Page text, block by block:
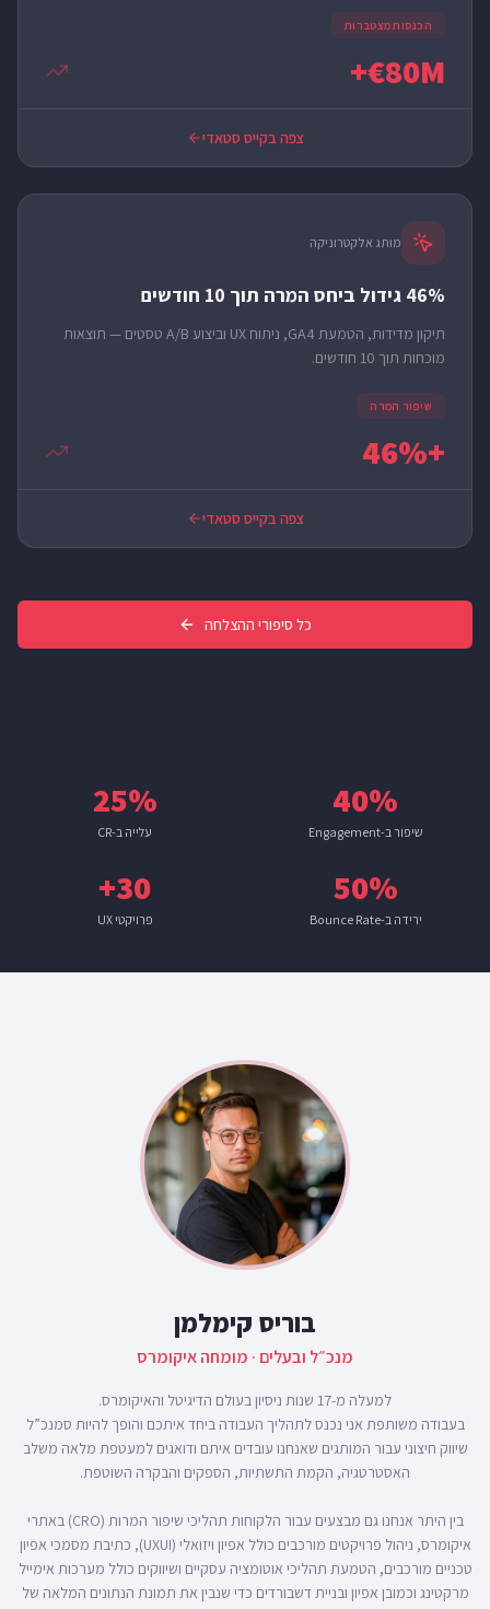
הכנסות מצטברות
80M€+
צפה בקייס סטאדי
מותג אלקטרוניקה
46% גידול ביחס המרה תוך 10 חודשים
תיקון מדידות, הטמעת GA4, ניתוח UX וביצוע A/B טסטים — תוצאות
מוכחות תוך 10 חודשים.
שיפור המרה
+46%
צפה בקייס סטאדי
כל סיפורי ההצלחה
40%
שיפור ב-Engagement
25%
עלייה ב-CR
50%
ירידה ב-Bounce Rate
30+
פרויקטי UX
בוריס קימלמן
מנכ״ל ובעלים · מומחה איקומרס
בעבודה משותפת אני נכנס לתהליך העבודה ביחד איתכם והופך להיות סמנכ”ל
שיווק חיצוני עבור המותגים שאנחנו עובדים איתם ודואגים למעטפת מלאה משלב
בין היתר אנחנו גם מבצעים עבור הלקוחות תהליכי שיפור המרות (CRO) באתרי
איקומרס, ניהול פרויקטים מורכבים כולל אפיון ויזואלי (UXUI), כתיבת מסמכי אפיון
טכניים מורכבים, הטמעת תהליכי אוטומציה עסקיים ושיווקים כולל מערכות אימייל
מרקטינג וכמובן אפיון ובניית דשבורדים כדי שנבין את תמונת הנתונים המלאה של